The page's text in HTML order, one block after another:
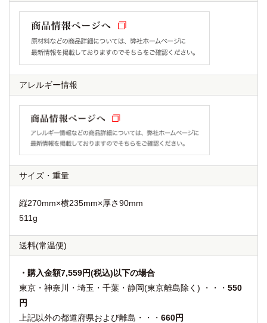
アレルギー情報
サイズ・重量
縦270mm×横235mm×厚さ90mm
511g
送料(常温便)
・購入金額7,559円(税込)以下の場合
東京・神奈川・埼玉・千葉・静岡(東京離島除く) ・・・ 550
円
上記以外の都道府県および離島・・・ 660円